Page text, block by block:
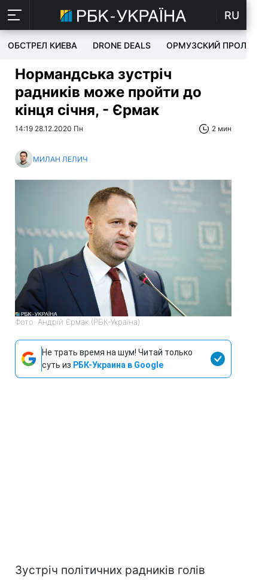
RU
ОБСТРЕЛ КИЕВА DRONE DEALS ОРМУЗСКИЙ ПРОЛИВ
Нормандська зустріч
радників може пройти до
кінця січня, - Єрмак
14:19 28.12.2020 Пн 2 мин
МИЛАН ЛЕЛИЧ
Фото: Андрій Єрмак (РБК-Україна)
Не трать время на шум! Читай только
суть из РБК-Украина в Google
Зустріч політичних радників голів